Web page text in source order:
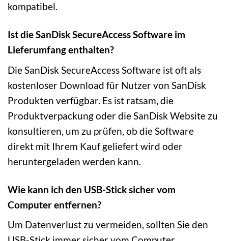
kompatibel.
Ist die SanDisk SecureAccess Software im
Lieferumfang enthalten?
Die SanDisk SecureAccess Software ist oft als
kostenloser Download für Nutzer von SanDisk
Produkten verfügbar. Es ist ratsam, die
Produktverpackung oder die SanDisk Website zu
konsultieren, um zu prüfen, ob die Software
direkt mit Ihrem Kauf geliefert wird oder
heruntergeladen werden kann.
Wie kann ich den USB-Stick sicher vom
Computer entfernen?
Um Datenverlust zu vermeiden, sollten Sie den